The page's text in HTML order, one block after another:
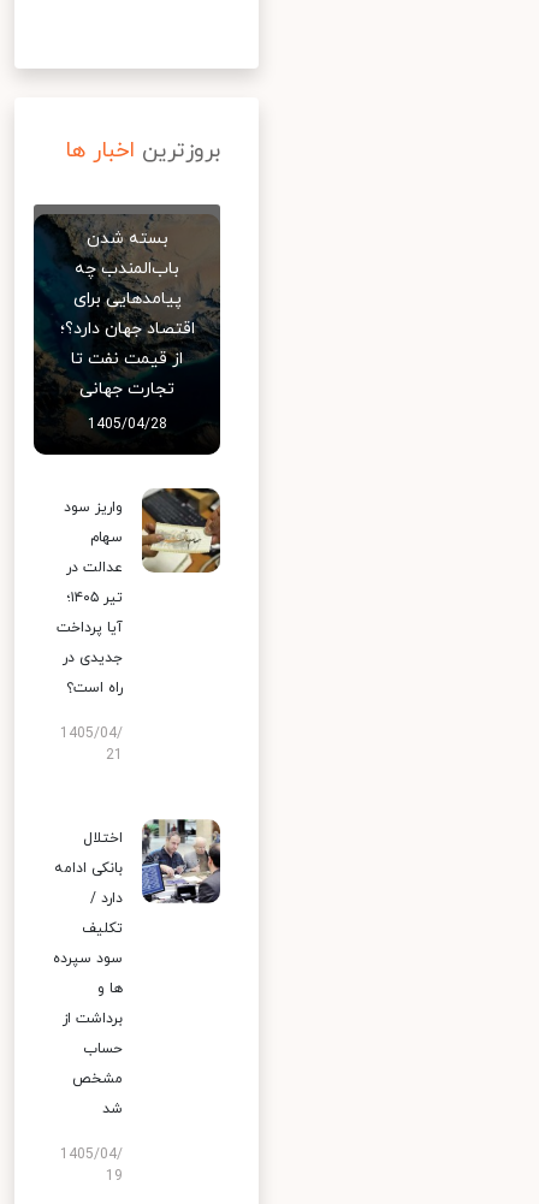
بروزترین اخبار ها
بسته شدن
باب‌المندب چه
پیامدهایی برای
اقتصاد جهان دارد؟؛
از قیمت نفت تا
تجارت جهانی
1405/04/28
واریز سود
سهام
عدالت در
تیر ۱۴۰۵؛
آیا پرداخت
جدیدی در
راه است؟
1405/04/
اختلال
بانکی ادامه
دارد /
تکلیف
سود سپرده
ها و
برداشت از
حساب
مشخص
شد
1405/04/
19